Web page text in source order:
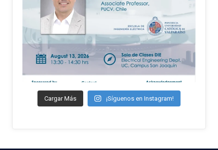
Cargar Más ¡Síguenos en Instagram!